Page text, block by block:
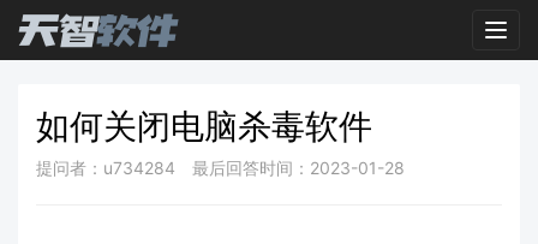
如何关闭电脑杀毒软件
提问者：u734284 最后回答时间：2023-01-28